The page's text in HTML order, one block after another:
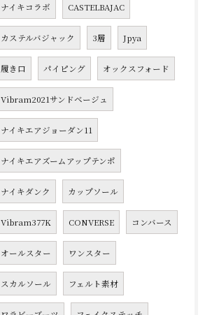
ナイキコラボ CASTELBAJAC
カステルバジャック 3層 Jpya
履き口 パイピング オックスフォード
Vibram2021サンドベージュ
ナイキエアジョーダン11
ナイキエアズームアップテンポ
ナイキダンク カップソール
Vibram377K CONVERSE コンバース
オールスター ワンスター
スカルソール フェルト素材